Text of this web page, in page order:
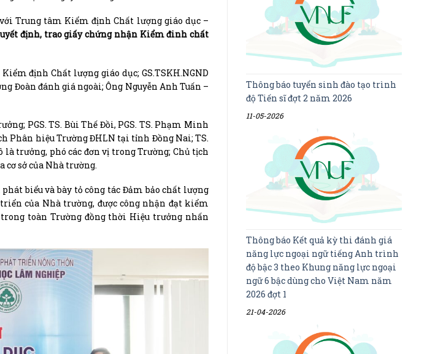
Trung tâm Kiểm định Chất lượng giáo dục –
định, trao giấy chứng nhận Kiểm đinh chất
định Chất lượng giáo dục; GS.TSKH.NGND
Đoàn đánh giá ngoài; Ông Nguyễn Anh Tuấn –
PGS. TS. Bùi Thế Đồi, PGS. TS. Phạm Minh
Phân hiệu Trường ĐHLN tại tỉnh Đồng Nai; TS.
trưởng, phó các đơn vị trong Trường; Chủ tịch
cơ sở của Nhà trường.
biểu và bày tỏ công tác Đảm bảo chất lượng
của Nhà trường, được công nhận đạt kiểm
toàn Trường đồng thời Hiệu trưởng nhấn
Thông báo tuyển sinh đào tạo trình
độ Tiến sĩ đợt 2 năm 2026
11-05-2026
Thông báo Kết quả kỳ thi đánh giá
năng lực ngoại ngữ tiếng Anh trình
độ bậc 3 theo Khung năng lực ngoại
ngữ 6 bậc dùng cho Việt Nam năm
2026 đợt 1
21-04-2026